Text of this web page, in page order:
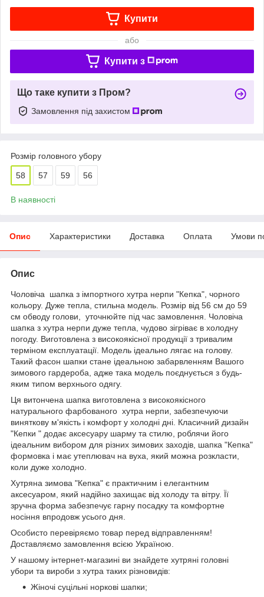
Купити
або
Купити з
Що таке купити з Пром?
Замовлення під захистом
Розмір головного убору
58 57 59 56
В наявності
Опис Характеристики Доставка Оплата Умови
Опис
Чоловіча шапка з імпортного хутра нерпи "Кепка", чорного
кольору. Дуже тепла, стильна модель. Розмір від 56 см до 59
см обводу голови, уточнюйте під час замовлення. Чоловіча
шапка з хутра нерпи дуже тепла, чудово зігріває в холодну
погоду. Виготовлена з високоякісної продукції з тривалим
терміном експлуатації. Модель ідеально лягає на голову.
Такий фасон шапки стане ідеальною забарвленням Вашого
зимового гардероба, адже така модель поєднується з будь-
яким типом верхнього одягу.
Ця витончена шапка виготовлена з високоякісного
натурального фарбованого хутра нерпи, забезпечуючи
виняткову м'якість і комфорт у холодні дні. Класичний дизайн
"Кепки " додає аксесуару шарму та стилю, роблячи його
ідеальним вибором для різних зимових заходів, шапка "Кепка"
формовка і має утеплювач на вуха, який можна розкласти,
коли дуже холодно.
Хутряна зимова "Кепка" є практичним і елегантним
аксесуаром, який надійно захищає від холоду та вітру. Її
зручна форма забезпечує гарну посадку та комфортне
носіння впродовж усього дня.
Особисто перевіряємо товар перед відправленням!
Доставляємо замовлення всією Україною.
У нашому інтернет-магазині ви знайдете хутряні головні
убори та вироби з хутра таких різновидів:
Жіночі суцільні норкові шапки;